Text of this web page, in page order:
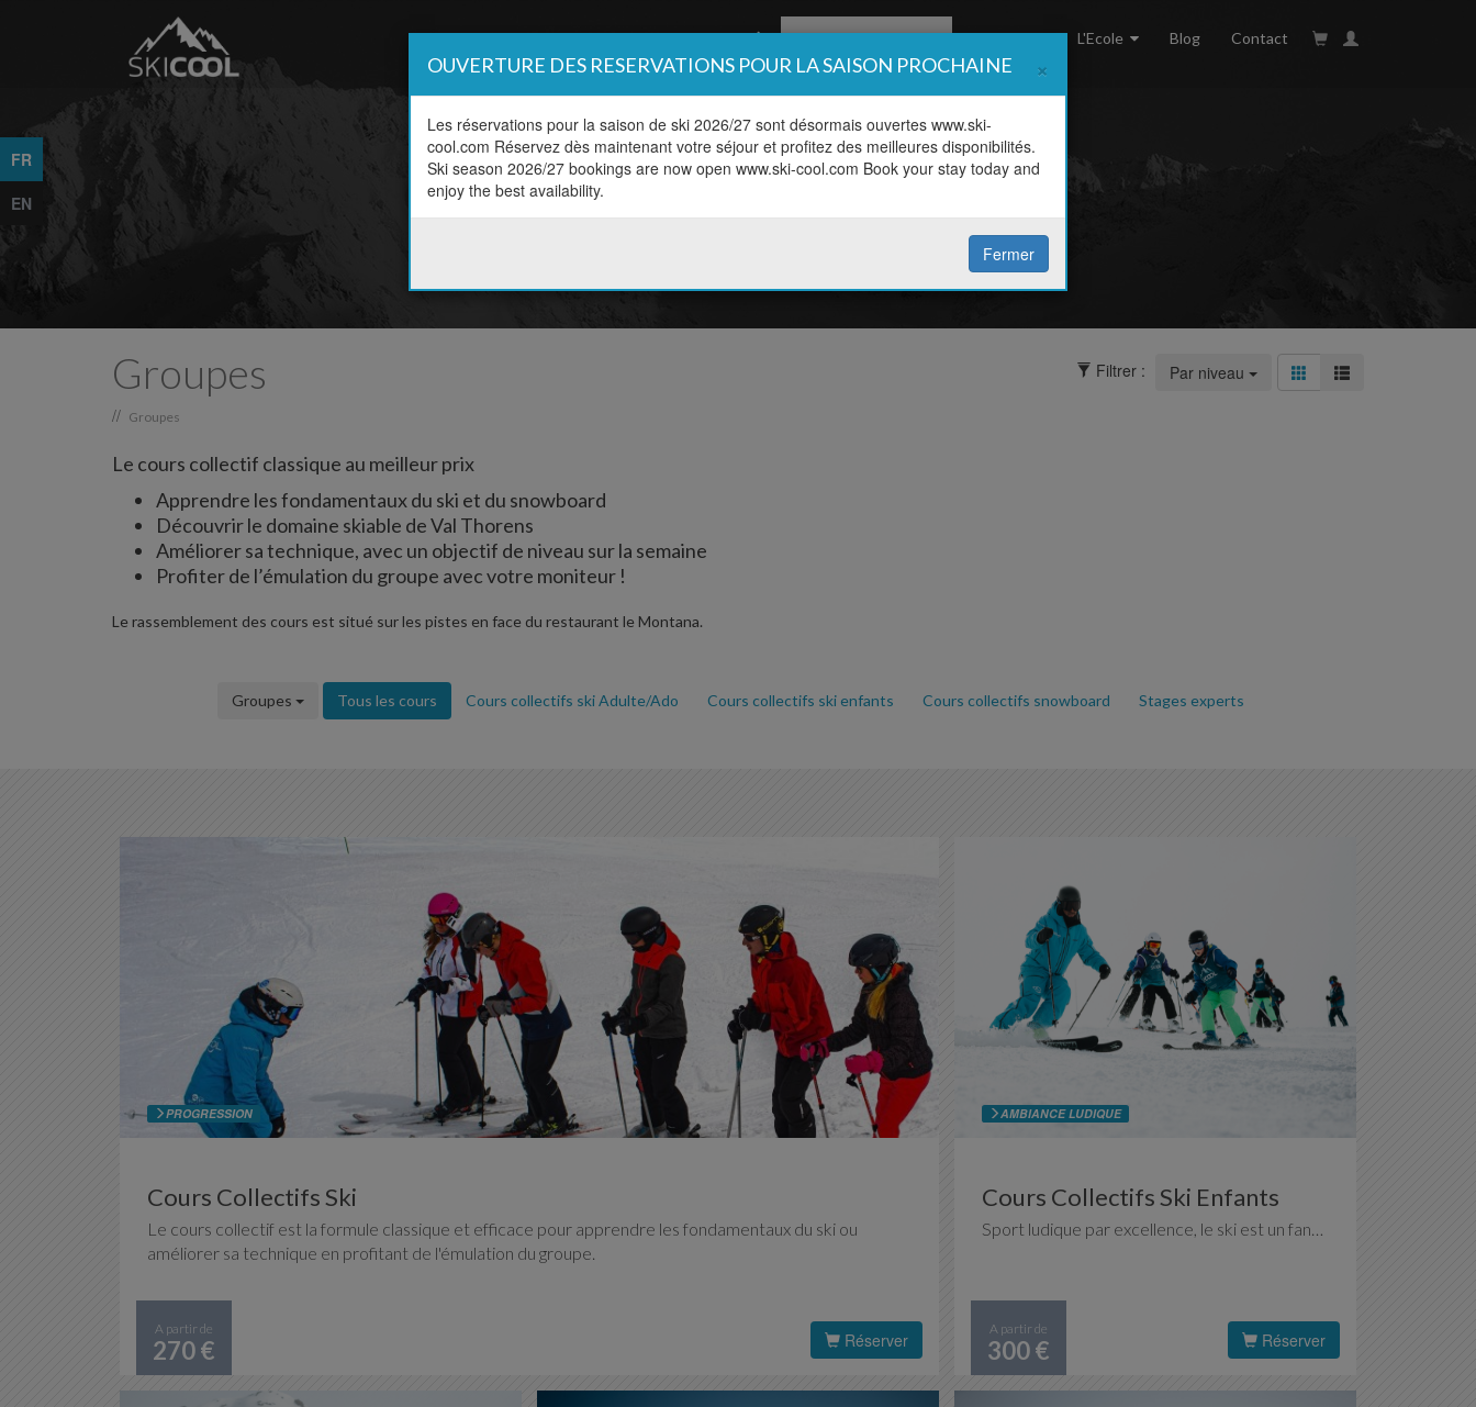
Réserver un cours Hors pistes L'Ecole Blog Contact
FR
EN
Horaire, niveau, discipline, prix
Réservez votre cours en ligne
Filtrer : Par niveau
Groupes
// Groupes
Le cours collectif classique au meilleur prix
Apprendre les fondamentaux du ski et du snowboard
Découvrir le domaine skiable de Val Thorens
Améliorer sa technique, avec un objectif de niveau sur la semaine
Profiter de l’émulation du groupe avec votre moniteur !
Le rassemblement des cours est situé sur les pistes en face du restaurant le Montana.
Groupes Tous les cours Cours collectifs ski Adulte/Ado Cours collectifs ski enfants Cours collectifs snowboard Stages experts
PROGRESSION
Cours Collectifs Ski
Le cours collectif est la formule classique et efficace pour apprendre les fondamentaux du ski ou
améliorer sa technique en profitant de l'émulation du groupe.
A partir de
270 € Réserver
AMBIANCE LUDIQUE
Cours Collectifs Ski Enfants
Sport ludique par excellence, le ski est un fantastique terrain de jeu pour les enfants. Ils bénéficient d'une approche spécifique et de conseils personnalisés afin de leur offrir le meilleur de la glisse en toute sécurité et tout en s'amusant.
A partir de
300 € Réserver
OUVERTURE DES RESERVATIONS POUR LA SAISON PROCHAINE ×
Les réservations pour la saison de ski 2026/27 sont désormais ouvertes www.ski-
cool.com Réservez dès maintenant votre séjour et profitez des meilleures disponibilités.
Ski season 2026/27 bookings are now open www.ski-cool.com Book your stay today and
enjoy the best availability.
Fermer